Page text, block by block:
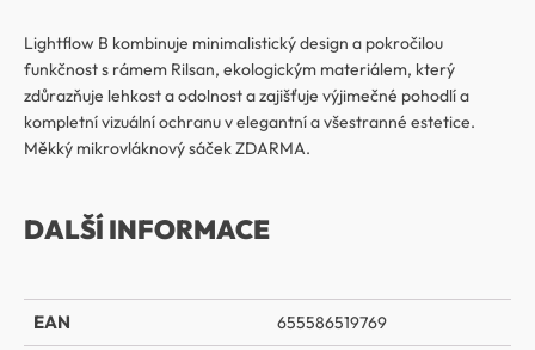
Lightflow B kombinuje minimalistický design a pokročilou
funkčnost s rámem Rilsan, ekologickým materiálem, který
zdůrazňuje lehkost a odolnost a zajišťuje výjimečné pohodlí a
kompletní vizuální ochranu v elegantní a všestranné estetice.
Měkký mikrovláknový sáček ZDARMA.
DALŠÍ INFORMACE
EAN 655586519769